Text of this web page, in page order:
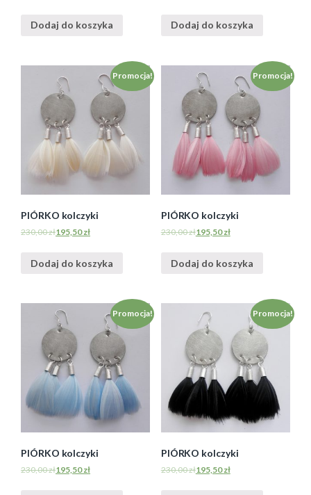
Dodaj do koszyka Dodaj do koszyka
Promocja!
PIÓRKO kolczyki
230,00zł195,50zł
Dodaj do koszyka
Promocja!
PIÓRKO kolczyki
230,00zł195,50zł
Dodaj do koszyka
Promocja!
PIÓRKO kolczyki
230,00zł195,50zł
Promocja!
PIÓRKO kolczyki
230,00zł195,50zł